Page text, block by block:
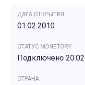
ДАТА ОТКРЫТИЯ
01.02.2010
СТАТУС MONETORY
Подключено
СТРАНА